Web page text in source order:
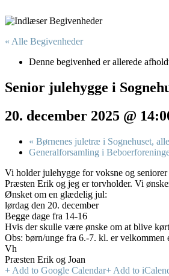
« Alle Begivenheder
Denne begivenhed er allerede
Senior julehygge i
20. december 2025 @
« Børnenes juletræ i Sognehuset,
Generalforsamling i
Vi holder julehygge for voksne og
Præsten Erik og jeg er torvholder. Vi
Ønsket om en glædelig jul:
lørdag den 20. december
Begge dage fra 14-16
Hvis der skulle være ønske om at blive
Obs: børn/unge fra 6.-7. kl. er velkommen
Vh
Præsten Erik og Joan
+ Add to Google Calendar+ Add to